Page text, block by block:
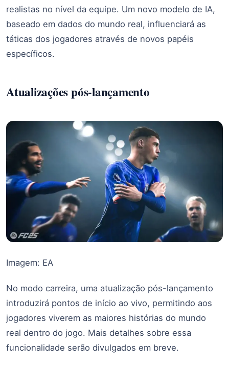
realistas no nível da equipe. Um novo modelo de IA,
baseado em dados do mundo real, influenciará as
táticas dos jogadores através de novos papéis
específicos.
Atualizações pós-lançamento
Imagem: EA
No modo carreira, uma atualização pós-lançamento
introduzirá pontos de início ao vivo, permitindo aos
jogadores viverem as maiores histórias do mundo
real dentro do jogo. Mais detalhes sobre essa
funcionalidade serão divulgados em breve.